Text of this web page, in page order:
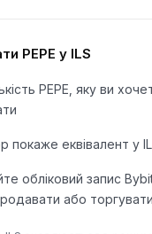
PEPE у ILS
PEPE, яку ви
покаже еквівалент у
обліковий запис
або